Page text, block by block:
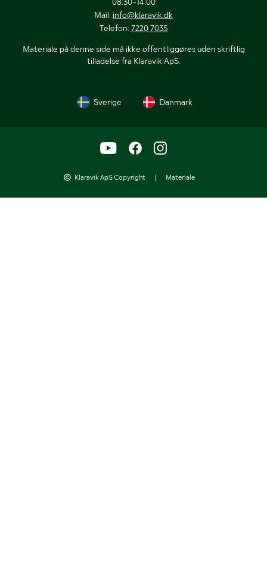
Mail: info@klaravik.dk
Telefon: 7220 7035
Materiale på denne side må ikke offentliggøres uden skriftlig
tilladelse fra Klaravik ApS.
Sverige Danmark
Klaravik ApS Copyright | Materiale